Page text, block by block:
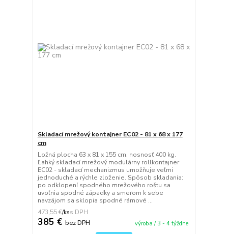
Skladací mrežový kontajner EC02 - 81 x 68 x 177
cm
Ložná plocha 63 x 81 x 155 cm, nosnosť 400 kg.
Ľahký skladací mrežový modulárny rollkontajner
EC02 - skladací mechanizmus umožňuje veľmi
jednoduché a rýchle zloženie. Spôsob skladania:
po odklopení spodného mrežového roštu sa
uvoľnia spodné západky a smerom k sebe
navzájom sa sklopia spodné rámové ...
473,55 €/ks
385 € bez DPH výroba / 3 - 4 týždne